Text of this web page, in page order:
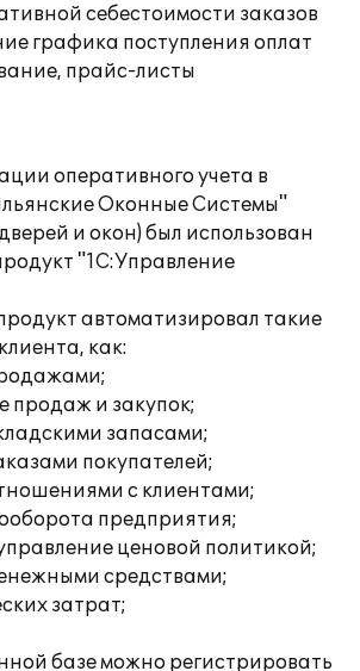
себестоимости заказов
графика поступления оплат
прайс-листы
оперативного учета в
Оконные Системы"
и окон) был использован
"1С:Управление
автоматизировал такие
как:
продаж и закупок;
запасами;
покупателей;
с клиентами;
предприятия;
ценовой политикой;
средствами;
затрат;
базе можно регистрировать